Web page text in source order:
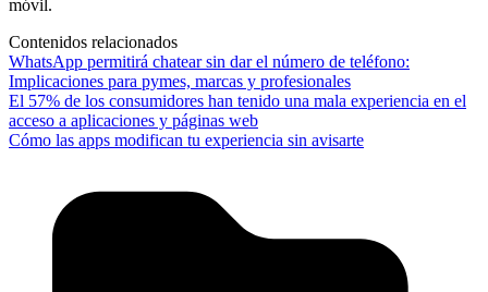
móvil.
Contenidos relacionados
WhatsApp permitirá chatear sin dar el número de teléfono:
Implicaciones para pymes, marcas y profesionales
El 57% de los consumidores han tenido una mala experiencia en el
acceso a aplicaciones y páginas web
Cómo las apps modifican tu experiencia sin avisarte